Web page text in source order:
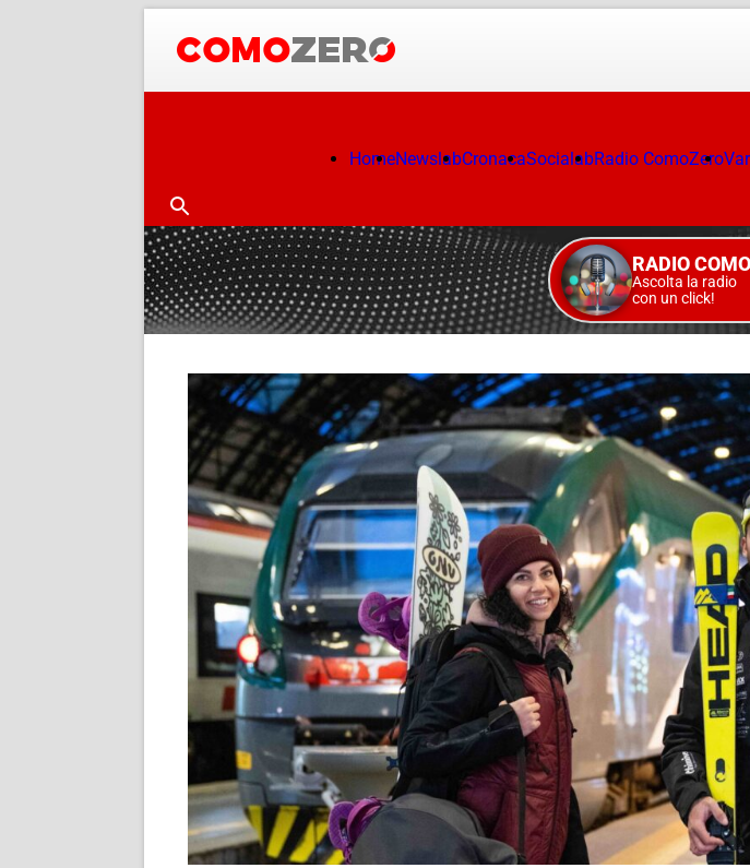
HomeNewslabCronacaSocialabRadio ComoZero
RADIO
Ascolta la radio
con un click!